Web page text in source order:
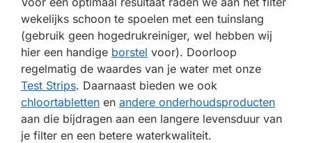
wekelijks schoon te spoelen met een tuinslang
(gebruik geen hogedrukreiniger, wel hebben wij
hier een handige borstel voor). Doorloop
regelmatig de waardes van je water met onze
Test Strips. Daarnaast bieden we ook
chloortabletten en andere onderhoudsproducten
aan die bijdragen aan een langere levensduur van
je filter en een betere waterkwaliteit.